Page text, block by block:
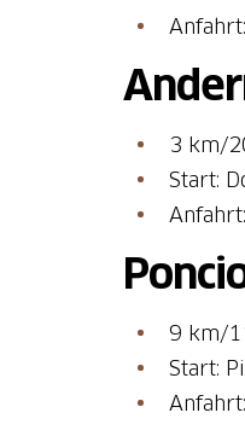
3 km/
Start:
9 km/
Start: